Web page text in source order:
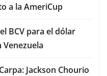
a la AmeriCup
BCV para el dólar
Jackson Chourio